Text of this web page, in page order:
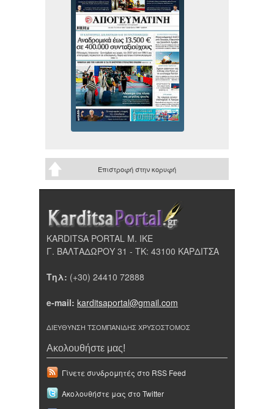
Επιστροφή στην κορυφή
KARDITSA PORTAL Μ. ΙΚΕ
Γ. ΒΑΛΤΑΔΩΡΟΥ 31 - ΤΚ: 43100 ΚΑΡΔΙΤΣΑ
Τηλ: (+30) 24410 72888
e-mail: karditsaportal@gmail.com
ΔΙΕΥΘΥΝΣΗ ΤΣΟΜΠΑΝΙΔΗΣ ΧΡΥΣΟΣΤΟΜΟΣ
Ακολουθήστε μας!
Γίνετε συνδρομητές στο RSS Feed
Ακολουθήστε μας στο Twitter